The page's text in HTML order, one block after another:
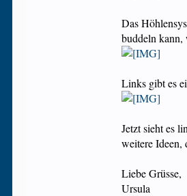
Das
buddeln kann,
Links gibt es
Jetzt sieht es
weitere Ideen,
Liebe Grüsse,
Ursula